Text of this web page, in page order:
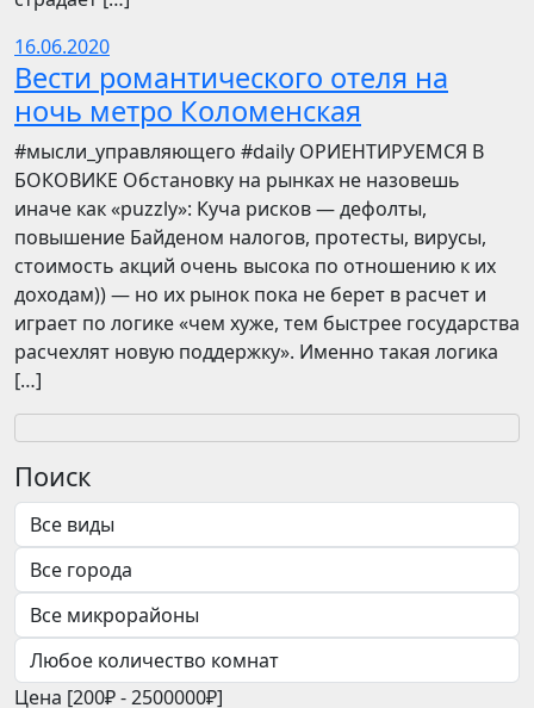
16.06.2020
Вести романтического отеля на
ночь метро Коломенская
​​#мысли_управляющего #daily ОРИЕНТИРУЕМСЯ В
БОКОВИКЕ Обстановку на рынках не назовешь
иначе как «puzzly»: Куча рисков — дефолты,
повышение Байденом налогов, протесты, вирусы,
стоимость акций очень высока по отношению к их
доходам)) — но их рынок пока не берет в расчет и
играет по логике «чем хуже, тем быстрее государства
расчехлят новую поддержку». Именно такая логика
[…]
Поиск
Цена [200₽-2500000₽]